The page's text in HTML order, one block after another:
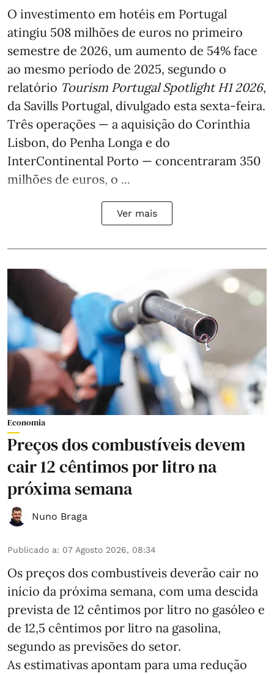
O investimento em hotéis em Portugal
atingiu 508 milhões de euros no primeiro
semestre de 2026, um aumento de 54% face
ao mesmo período de 2025, segundo o
relatório Tourism Portugal Spotlight H1 2026,
da Savills Portugal, divulgado esta sexta-feira.
Três operações — a aquisição do Corinthia
Lisbon, do Penha Longa e do
InterContinental Porto — concentraram 350
milhões de euros, o ...
Ver mais
Economia
Preços dos combustíveis devem
cair 12 cêntimos por litro na
próxima semana
Nuno Braga
Publicado a: 07 Agosto 2026, 08:34
Os preços dos combustíveis deverão cair no
início da próxima semana, com uma descida
prevista de 12 cêntimos por litro no gasóleo e
de 12,5 cêntimos por litro na gasolina,
segundo as previsões do setor.
As estimativas apontam para uma redução